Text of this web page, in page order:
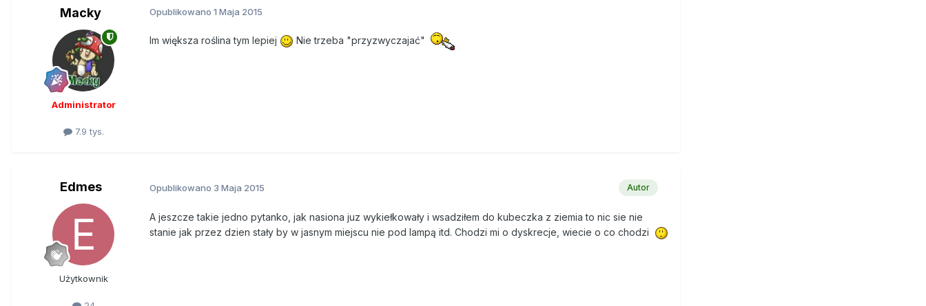
Macky
Administrator
7.9 tys.
Opublikowano 1 Maja 2015
Im większa roślina tym lepiej Nie trzeba "przyzwyczajać"
Edmes
Użytkownik
Autor
Opublikowano 3 Maja 2015
A jeszcze takie jedno pytanko, jak nasiona juz wykiełkowały i wsadziłem do kubeczka z ziemia to nic sie nie
stanie jak przez dzien stały by w jasnym miejscu nie pod lampą itd. Chodzi mi o dyskrecje, wiecie o co chodzi